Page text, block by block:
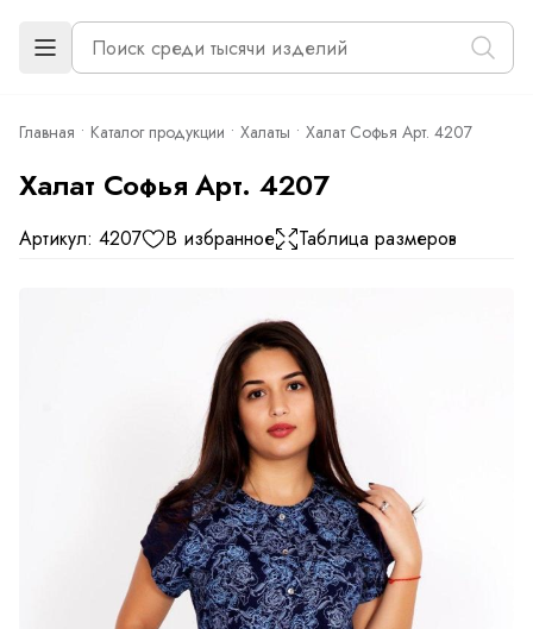
Главная Каталог продукции Халаты Халат Софья Арт. 4207
Халат Софья Арт. 4207
Артикул: 4207 В избранное Таблица размеров